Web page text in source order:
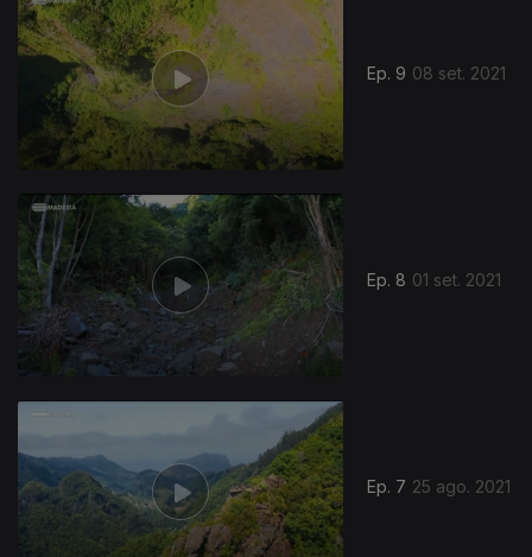
Ep. 9 08 set. 2021
Ep. 8 01 set. 2021
Ep. 7 25 ago. 2021